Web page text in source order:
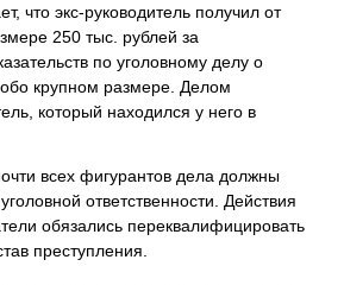
что экс-руководитель получил от
250 тыс. рублей за
по уголовному делу о
крупном размере. Делом
который находился у него в
всех фигурантов дела должны
ответственности. Действия
обязались переквалифицировать
преступления.